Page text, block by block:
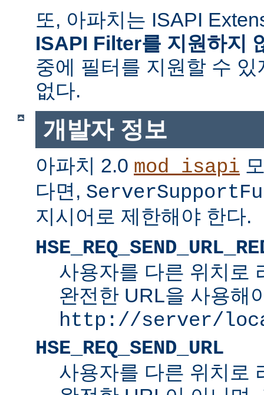
또, 아파치는 ISAPI
ISAPI Filter를 지원하지
중에 필터를 지원할 수
없다.
개발자 정보
아파치 2.0 mod_isapi
다면,
지시어로 제한해야 한다.
사용자를 다른 위치로
완전한 URL을 사용해
http://server/
HSE_REQ_SEND_URL
사용자를 다른 위치로